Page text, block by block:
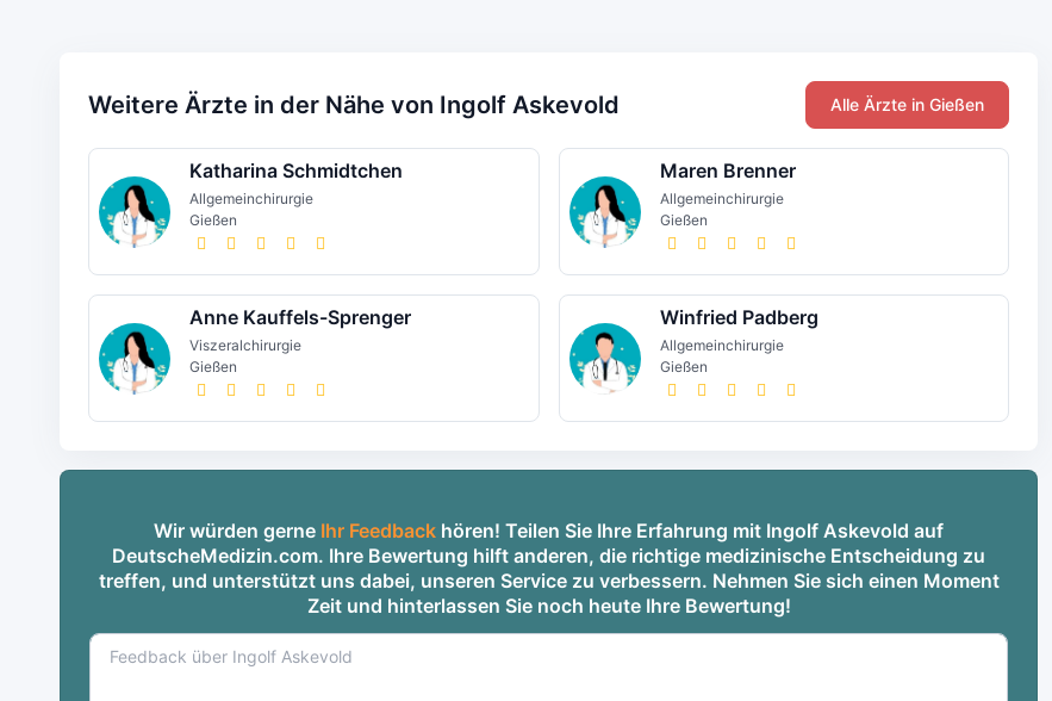
Weitere Ärzte in der Nähe von Ingolf Askevold Alle Ärzte in Gießen
Katharina Schmidtchen
Allgemeinchirurgie
Gießen
Maren Brenner
Allgemeinchirurgie
Gießen
Anne Kauffels-Sprenger
Viszeralchirurgie
Gießen
Winfried Padberg
Allgemeinchirurgie
Gießen
Wir würden gerne Ihr Feedback hören! Teilen Sie Ihre Erfahrung mit Ingolf Askevold auf
DeutscheMedizin.com. Ihre Bewertung hilft anderen, die richtige medizinische Entscheidung zu
treffen, und unterstützt uns dabei, unseren Service zu verbessern. Nehmen Sie sich einen Moment
Zeit und hinterlassen Sie noch heute Ihre Bewertung!